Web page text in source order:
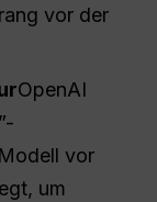
vor der
OpenAI
vor
um